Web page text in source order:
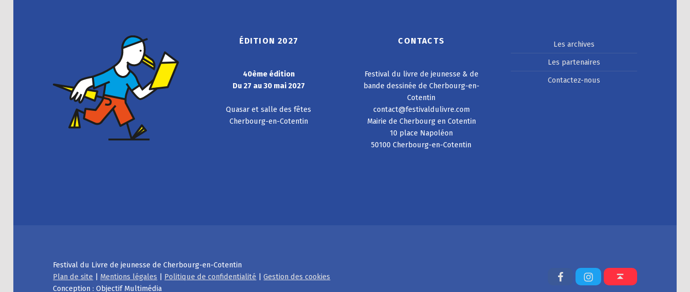
ÉDITION 2027
40ème édition
Du 27 au 30 mai 2027
Quasar et salle des fêtes
Cherbourg-en-Cotentin
CONTACTS
Festival du livre de jeunesse & de
bande dessinée de Cherbourg-en-
Cotentin
contact@festivaldulivre.com
Mairie de Cherbourg en Cotentin
10 place Napoléon
50100 Cherbourg-en-Cotentin
Les archives
Les partenaires
Contactez-nous
Festival du Livre de jeunesse de Cherbourg-en-Cotentin
Plan de site | Mentions légales | Politique de confidentialité |Gestion des cookies
Conception : Objectif Multimédia
FacebookInstagramBack to top ↑